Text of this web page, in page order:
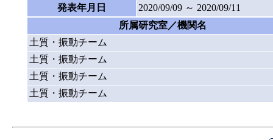
発表年月日
2020/09/09 ～ 2020/09/11
所属研究室／機関名
土質・振動チーム
土質・振動チーム
土質・振動チーム
土質・振動チーム